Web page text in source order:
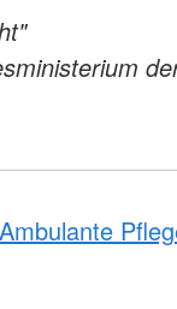
Ambulante